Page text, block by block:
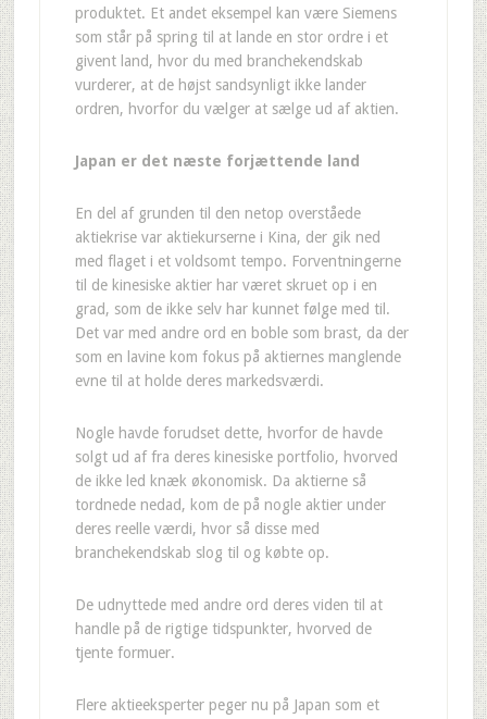
produktet. Et andet eksempel kan være Siemens
som står på spring til at lande en stor ordre i et
givent land, hvor du med branchekendskab
vurderer, at de højst sandsynligt ikke lander
ordren, hvorfor du vælger at sælge ud af aktien.
Japan er det næste forjættende land
En del af grunden til den netop overståede
aktiekrise var aktiekurserne i Kina, der gik ned
med flaget i et voldsomt tempo. Forventningerne
til de kinesiske aktier har været skruet op i en
grad, som de ikke selv har kunnet følge med til.
Det var med andre ord en boble som brast, da der
som en lavine kom fokus på aktiernes manglende
evne til at holde deres markedsværdi.
Nogle havde forudset dette, hvorfor de havde
solgt ud af fra deres kinesiske portfolio, hvorved
de ikke led knæk økonomisk. Da aktierne så
tordnede nedad, kom de på nogle aktier under
deres reelle værdi, hvor så disse med
branchekendskab slog til og købte op.
De udnyttede med andre ord deres viden til at
handle på de rigtige tidspunkter, hvorved de
tjente formuer.
Flere aktieeksperter peger nu på Japan som et